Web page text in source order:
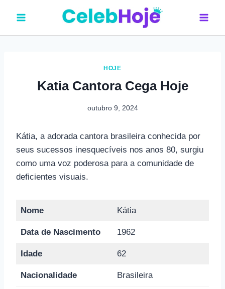
o
HOJE
Katia Cantora Cega Hoje
outubro 9, 2024
Kátia, a adorada cantora brasileira conhecida por
seus sucessos inesquecíveis nos anos 80, surgiu
como uma voz poderosa para a comunidade de
deficientes visuais.
Nome Kátia
Data de Nascimento 1962
Idade 62
Nacionalidade Brasileira